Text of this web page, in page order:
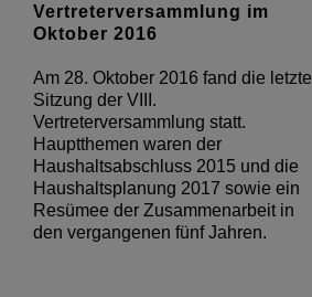
Vertreterversammlung im
Oktober 2016
Am 28. Oktober 2016 fand die letzte
Sitzung der VIII.
Vertreterversammlung statt.
Hauptthemen waren der
Haushaltsabschluss 2015 und die
Haushaltsplanung 2017 sowie ein
Resümee der Zusammenarbeit in
den vergangenen fünf Jahren.